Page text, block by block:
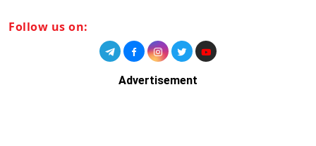
Follow us on:
Advertisement